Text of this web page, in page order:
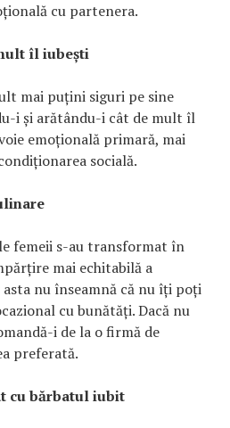
cu partenera.
îl iubești
mai puțini siguri pe sine
i și arătându-i cât de mult îl
emoțională primară, mai
socială.
femeii s-au transformat în
mai echitabilă a
nu înseamnă că nu îți poți
cu bunătăți. Dacă nu
i de la o firmă de
preferată.
cu bărbatul iubit